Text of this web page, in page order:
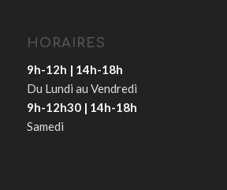
HORAIRES
9h-12h | 14h-18h
Du Lundi au Vendredi
9h-12h30 | 14h-18h
Samedi